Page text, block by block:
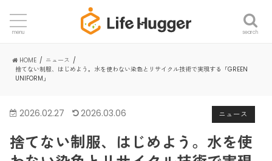
search
menu
HOME
ニュース
捨てない制服、はじめよう。水を使わない染色とリサイクル技術で実現する「GREEN
UNIFORM」
ニュース
2026.02.27 2026.03.06
捨てない制服、はじめよう。水を使